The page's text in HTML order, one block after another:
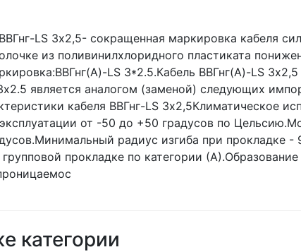
LS 3х2,5- сокращенная маркировка кабеля
из поливинилхлоридного пластиката
LS 3*2.5.Кабель ВВГнг(А)-LS
является аналогом (заменой) следующих
кабеля ВВГнг-LS 3х2,5Климатическое
от -50 до +50 градусов по
радиус изгиба при прокладке -
прокладке по категории
категории